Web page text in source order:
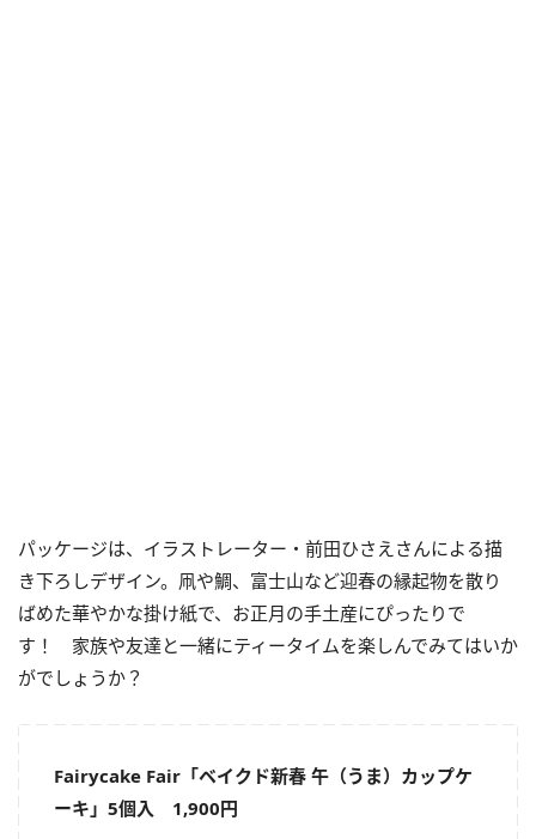
パッケージは、イラストレーター・前田ひさえさんによる描
き下ろしデザイン。凧や鯛、富士山など迎春の縁起物を散り
ばめた華やかな掛け紙で、お正月の手土産にぴったりで
す！ 家族や友達と一緒にティータイムを楽しんでみてはいか
がでしょうか？
Fairycake Fair「ベイクド新春 午（うま）カップケ
ーキ」5個入 1,900円